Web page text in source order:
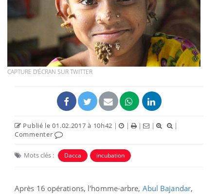
CAPTURE D'ÉCRAN SUR TWITTER
Publié le 01.02.2017 à 10h42 | | | |
|
Commenter
Mots clés : Dacca incubation
Après 16 opérations, l'homme-arbre, Abul Bajandar,